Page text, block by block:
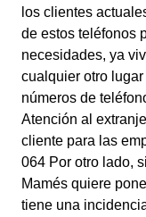
los clientes
de estos teléfonos
necesidades, ya
cualquier otro
números de
Atención al
cliente para las
064 Por otro lado,
Mamés quiere
tiene una